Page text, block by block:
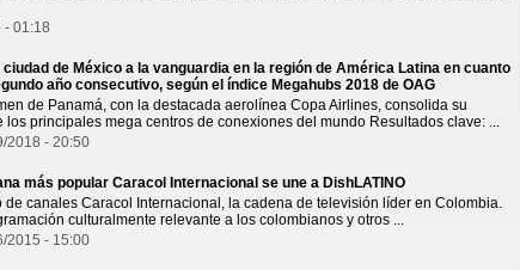
- 01:18
de México a la vanguardia en la región de América Latina en cuanto
año consecutivo, según el índice Megahubs 2018 de OAG
de Panamá, con la destacada aerolínea Copa Airlines, consolida su
principales mega centros de conexiones del mundo Resultados clave: ...
2018 - 20:50
más popular Caracol Internacional se une a DishLATINO
canales Caracol Internacional, la cadena de televisión líder en Colombia.
culturalmente relevante a los colombianos y otros ...
2015 - 15:00